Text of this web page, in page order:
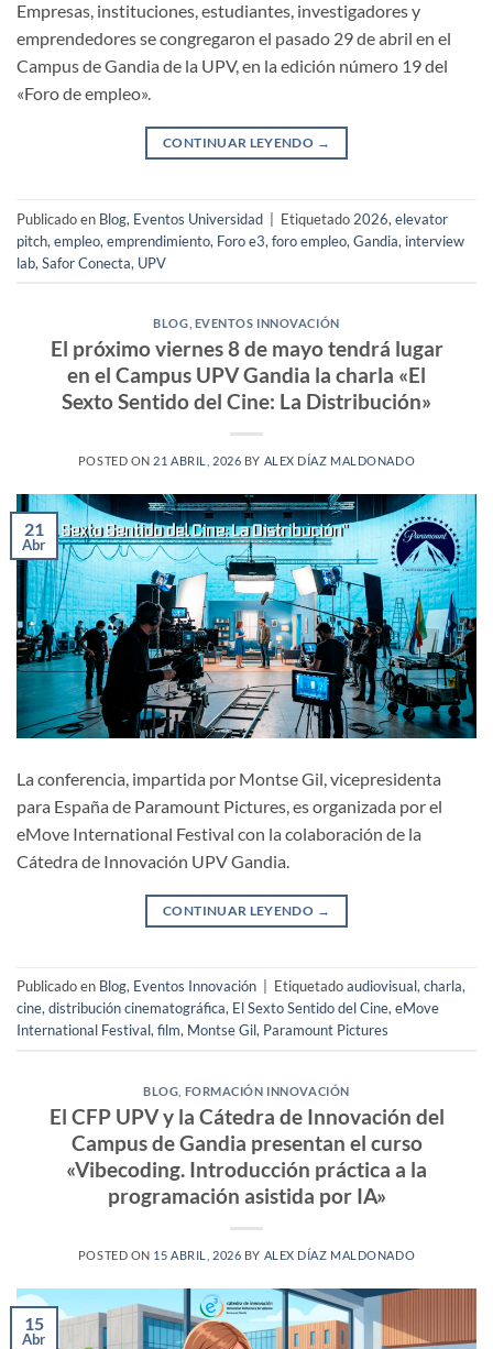
Empresas, instituciones, estudiantes, investigadores y
emprendedores se congregaron el pasado 29 de abril en el
Campus de Gandia de la UPV, en la edición número 19 del
«Foro de empleo».
CONTINUAR LEYENDO →
Publicado en Blog, Eventos Universidad Etiquetado 2026, elevator
pitch, empleo, emprendimiento, Foro e3, foro empleo, Gandia, interview
lab, Safor Conecta, UPV
BLOG EVENTOS INNOVACIÓN
El próximo viernes 8 de mayo tendrá lugar
en el Campus UPV Gandia la charla «El
Sexto Sentido del Cine: La Distribución»
POSTED ON 21 ABRIL, 2026 BY ALEX DÍAZ MALDONADO
21
Abr
La conferencia, impartida por Montse Gil, vicepresidenta
para España de Paramount Pictures, es organizada por el
eMove International Festival con la colaboración de la
Cátedra de Innovación UPV Gandia.
CONTINUAR LEYENDO →
Publicado en Blog, Eventos Innovación Etiquetadoaudiovisual,charla,
cine,distribución cinematográfica, El Sexto Sentido del Cine,eMove
International Festival,film, Montse Gil, Paramount Pictures
BLOG FORMACIÓN INNOVACIÓN
El CFP UPV y la Cátedra de Innovación del
Campus de Gandia presentan el curso
«Vibecoding. Introducción práctica a la
programación asistida por IA»
POSTED ON 15 ABRIL, 2026 BY ALEX DÍAZ MALDONADO
15
Abr